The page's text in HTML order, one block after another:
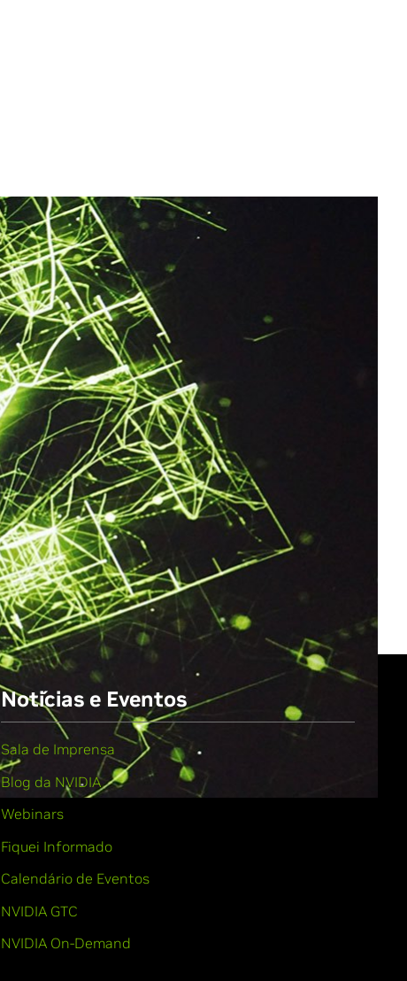
All NVIDIA News
Notícias e Eventos
Sala de Imprensa
Blog da NVIDIA
Webinars
Fiquei Informado
Calendário de Eventos
NVIDIA GTC
NVIDIA On-Demand